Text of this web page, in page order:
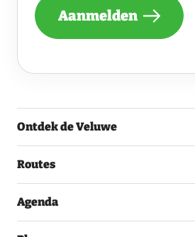
ONTVANGEN
EN
HET
Aanmelden
Ontdek de Veluwe
Routes
Agenda